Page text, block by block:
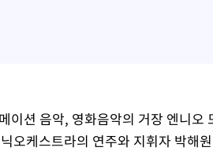
이션 음악, 영화음악의 거장 엔니오
오케스트라의 연주와 지휘자 박해원